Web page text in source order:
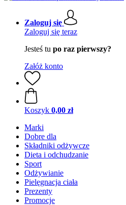
Zaloguj się
Zaloguj się teraz
Jesteś tu po raz pierwszy?
Załóż konto
Koszyk 0,00 zł
Marki
Dobre dla
Składniki odżywcze
Dieta i odchudzanie
Sport
Odżywianie
Pielęgnacja ciała
Prezenty
Promocje